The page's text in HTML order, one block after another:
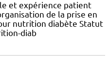
et expérience patient
de la prise en
nutrition diabète Statut
diab